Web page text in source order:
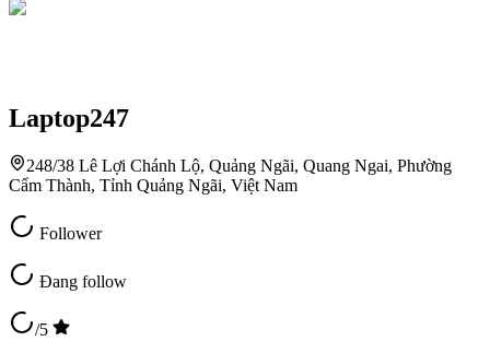
Laptop247
248/38 Lê Lợi Chánh Lộ, Quảng Ngãi, Quang Ngai, Phường
Cẩm Thành, Tỉnh Quảng Ngãi, Việt Nam
Follower
Đang follow
/5